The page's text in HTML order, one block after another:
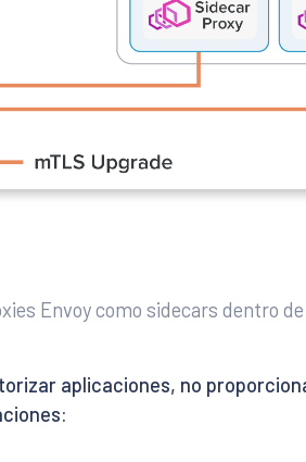
Envoy como sidecars dentro
aplicaciones, no